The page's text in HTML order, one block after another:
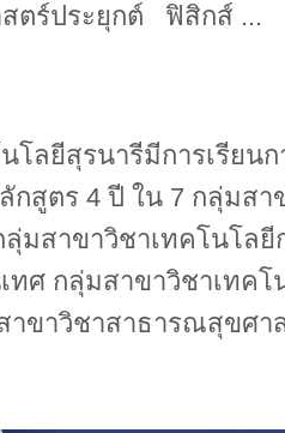
ตร์ประยุกต์ ฟิสิกส์ ...
โลยีสุรนารีมีการเรียน
สูตร 4 ปี ใน 7 กลุ่มสา
มสาขาวิชาเทคโนโลยี
ทศ กลุ่มสาขาวิชาเทคโ
าขาวิชาสาธารณสุขศา